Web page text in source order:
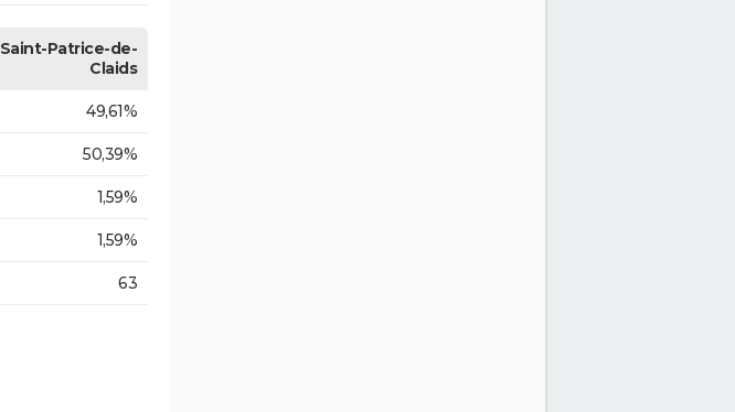
Saint-Patrice-de-
Claids
49,61%
50,39%
1,59%
1,59%
63